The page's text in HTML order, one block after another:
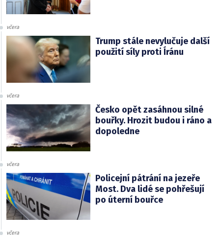
včera
Trump stále nevylučuje další
použití síly proti Íránu
včera
Česko opět zasáhnou silné
bouřky. Hrozit budou i ráno a
dopoledne
včera
Policejní pátrání na jezeře
Most. Dva lidé se pohřešují
po úterní bouřce
včera